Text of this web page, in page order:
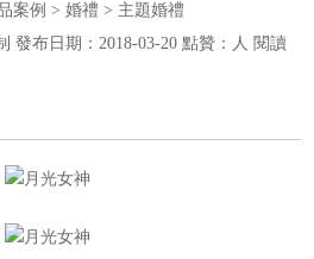
案例 >婚禮 > 主題婚禮
發布日期：2018-03-20 點贊： 人 閱讀